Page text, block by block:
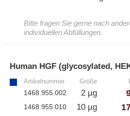
Bitte fragen Sie gerne nach
individuellen Abfüllungen.
Human HGF (glycosylated,
Artikelnummer Größe
1468.955.002 2 µg
1468.955.010 10 µg